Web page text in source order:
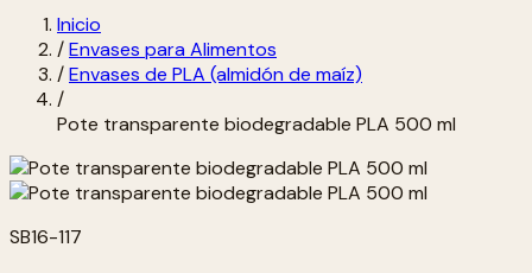
Inicio
/Envases para Alimentos
/Envases de PLA (almidón de maíz)
/
Pote transparente biodegradable PLA 500 ml
SB16-117